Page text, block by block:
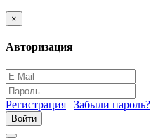
×
Авторизация
Регистрация | Забыли пароль?